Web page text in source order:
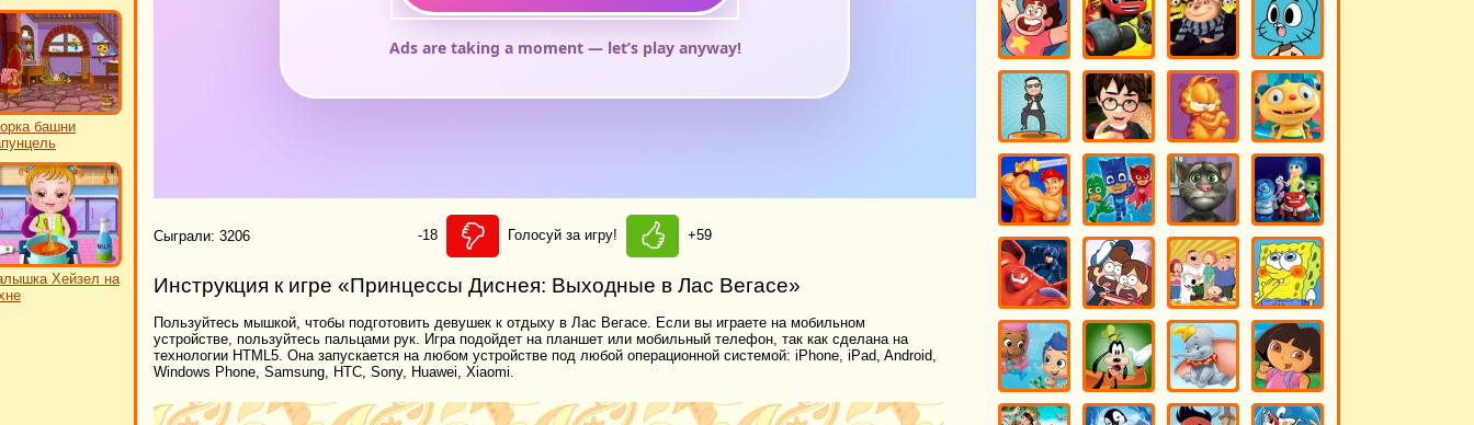
башни
Хейзел на
Сыграли: 3206 -18 Голосуй за игру! +59
Инструкция к игре «Принцессы Диснея: Выходные в Лас Вегасе»
Пользуйтесь мышкой, чтобы подготовить девушек к отдыху в Лас Вегасе. Если вы играете на мобильном
устройстве, пользуйтесь пальцами рук. Игра подойдет на планшет или мобильный телефон, так как сделана на
технологии HTML5. Она запускается на любом устройстве под любой операционной системой: iPhone, iPad, Android,
Windows Phone, Samsung, HTC, Sony, Huawei, Xiaomi.